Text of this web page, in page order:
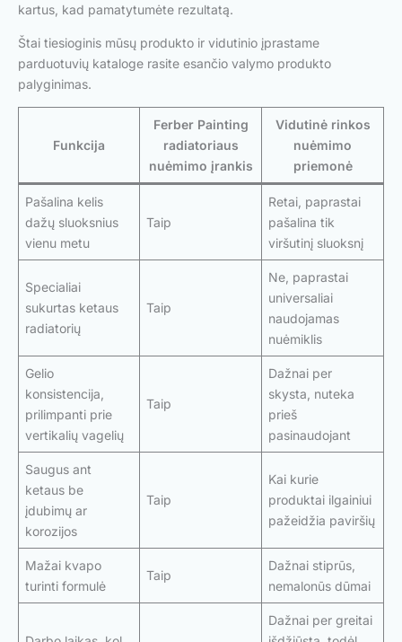
kartus, kad pamatytumėte rezultatą.
Štai tiesioginis mūsų produkto ir vidutinio įprastame
parduotuvių kataloge rasite esančio valymo produkto
palyginimas.
Funkcija
Ferber Painting
radiatoriaus
nuėmimo įrankis
Vidutinė rinkos
nuėmimo
priemonė
Pašalina kelis
dažų sluoksnius
vienu metu
Taip
Retai, paprastai
pašalina tik
viršutinį sluoksnį
Specialiai
sukurtas ketaus
radiatorių
Taip
Ne, paprastai
universaliai
naudojamas
nuėmiklis
Gelio
konsistencija,
prilimpanti prie
vertikalių vagelių
Taip
Dažnai per
skysta, nuteka
prieš
pasinaudojant
Saugus ant
ketaus be
įdubimų ar
korozijos
Taip
Kai kurie
produktai ilgainiui
pažeidžia paviršių
Mažai kvapo
turinti formulė
Taip
Dažnai stiprūs,
nemalonūs dūmai
Dažnai per greitai